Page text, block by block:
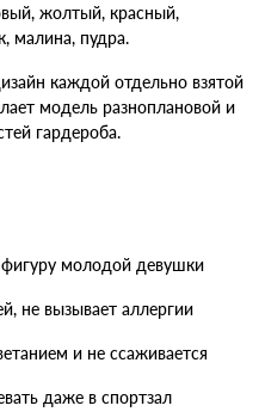
жолтый, красный,
малина, пудра.
каждой отдельно взятой
модель разноплановой и
гардероба.
молодой девушки
не вызывает аллергии
и не ссаживается
даже в спортзал